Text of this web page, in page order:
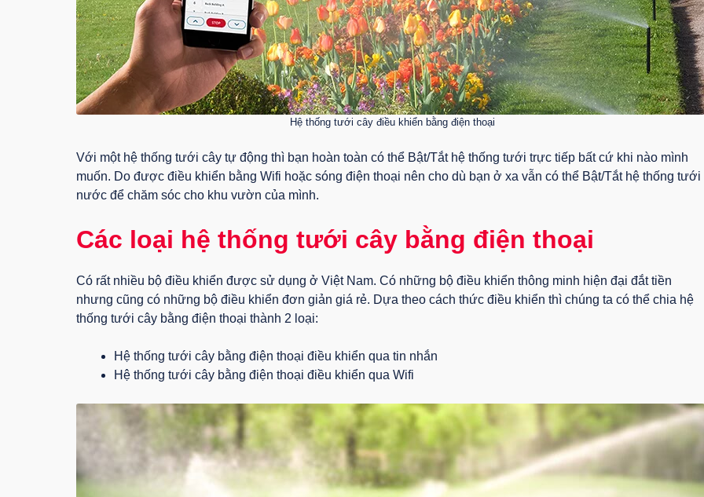
Hệ thống tưới cây điều khiển bằng điện thoại
Với một hệ thống tưới cây tự động thì bạn hoàn toàn có thể Bật/Tắt hệ thống tưới trực tiếp bất cứ khi nào mình
muốn. Do được điều khiển bằng Wifi hoặc sóng điện thoại nên cho dù bạn ở xa vẫn có thể Bật/Tắt hệ thống tưới
nước để chăm sóc cho khu vườn của mình.
Các loại hệ thống tưới cây bằng điện thoại
Có rất nhiều bộ điều khiển được sử dụng ở Việt Nam. Có những bộ điều khiển thông minh hiện đại đắt tiền
nhưng cũng có những bộ điều khiển đơn giản giá rẻ. Dựa theo cách thức điều khiển thì chúng ta có thể chia hệ
thống tưới cây bằng điện thoại thành 2 loại:
Hệ thống tưới cây bằng điện thoại điều khiển qua tin nhắn
Hệ thống tưới cây bằng điện thoại điều khiển qua Wifi